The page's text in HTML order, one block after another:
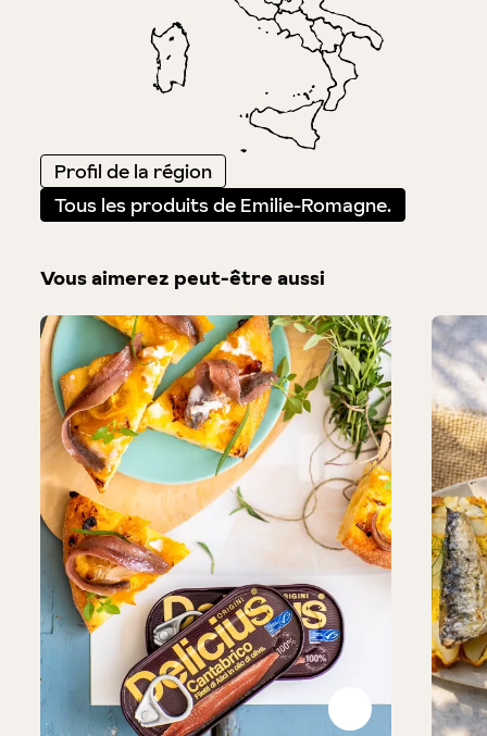
Profil de la région
Tous les produits de Emilie-Romagne.
Vous aimerez peut-être aussi
Produktgalerie überspringen